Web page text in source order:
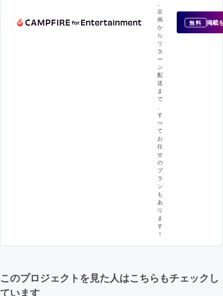
企
画
か
ら
リ
タ
ー
ン
配
送
ま
で
す
べ
て
お
任
せ
の
プ
ラ
ン
も
あ
り
ま
す
！
無料 掲載
このプロジェクトを見た人はこちらもチェックし
ています